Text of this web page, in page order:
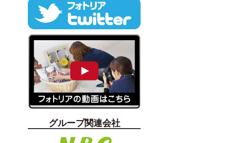
グループ関連会社